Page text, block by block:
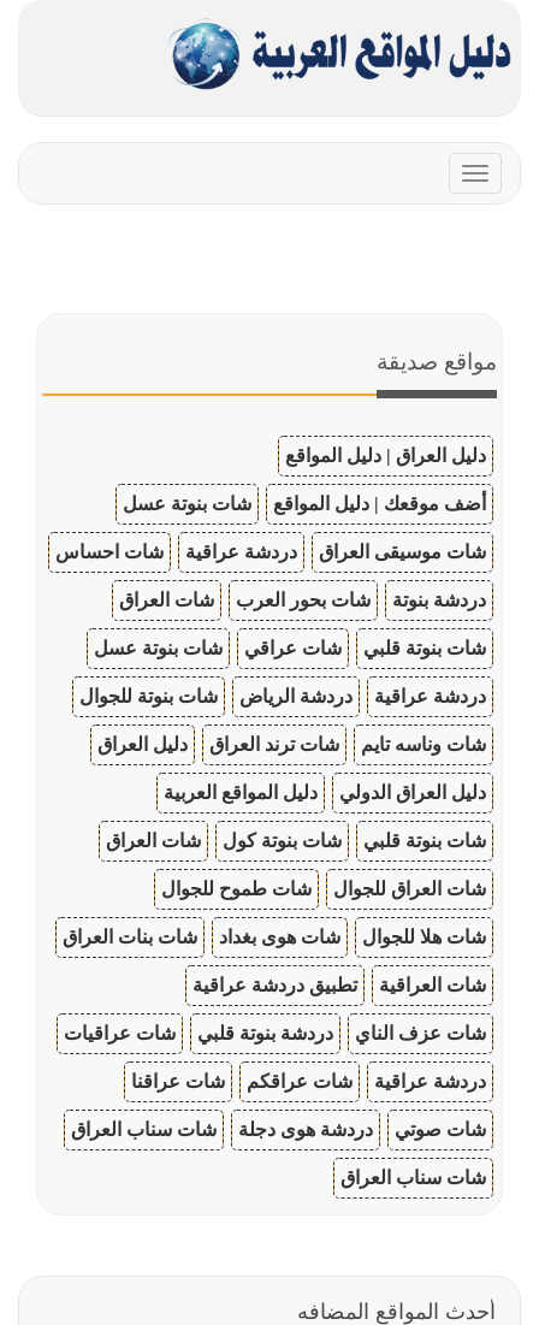
Toggle
navigation
مواقع صديقة
دليل العراق | دليل المواقع
أضف موقعك | دليل المواقع شات بنوتة عسل
شات موسيقى العراق دردشة عراقية شات احساس
دردشة بنوتة شات بحور العرب شات العراق
شات بنوتة قلبي شات عراقي شات بنوتة عسل
دردشة عراقية دردشة الرياض شات بنوتة للجوال
شات وناسه تايم شات ترند العراق دليل العراق
دليل العراق الدولي دليل المواقع العربية
شات بنوتة قلبي شات بنوتة كول شات العراق
شات العراق للجوال شات طموح للجوال
شات هلا للجوال شات هوى بغداد شات بنات العراق
شات العراقية تطبيق دردشة عراقية
شات عزف الناي دردشة بنوتة قلبي شات عراقيات
دردشة عراقية شات عراقكم شات عراقنا
شات صوتي دردشة هوى دجلة شات سناب العراق
شات سناب العراق
أحدث المواقع المضافه